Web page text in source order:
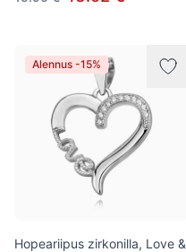
Alennus -15%
Hopeariipus zirkonilla, Love &